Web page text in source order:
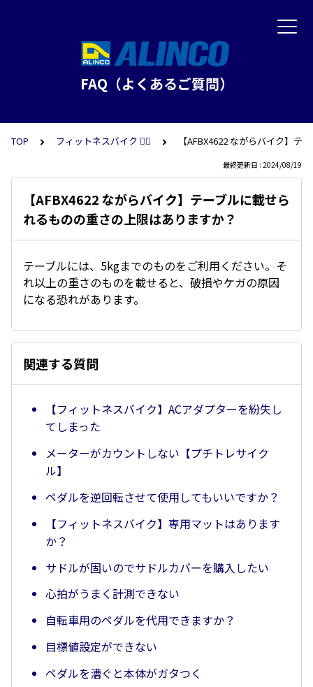
FAQ（よくあるご質問）
TOP フィットネスバイク 🚴‍♂️ 【AFBX4622 ながらバイク】
最終更新日 : 2024/08/19
【AFBX4622 ながらバイク】テーブルに載せら
れるものの重さの上限はありますか？
テーブルには、5kgまでのものをご利用ください。そ
れ以上の重さのものを載せると、破損やケガの原因
になる恐れがあります。
関連する質問
【フィットネスバイク】ACアダプターを紛失し
てしまった
メーターがカウントしない【プチトレサイク
ル】
ペダルを逆回転させて使用してもいいですか？
【フィットネスバイク】専用マットはあります
か？
サドルが固いのでサドルカバーを購入したい
心拍がうまく計測できない
自転車用のペダルを代用できますか？
目標値設定ができない
ペダルを漕ぐと本体がガタつく